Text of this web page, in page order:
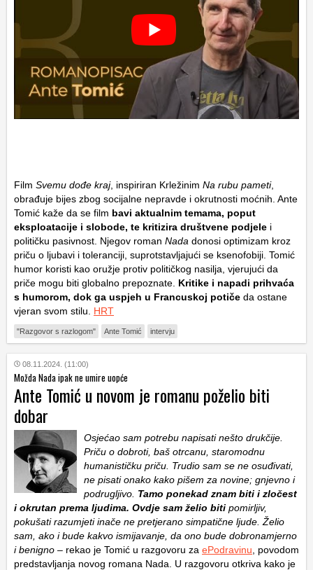
Film Svemu dođe kraj, inspiriran Krležinim Na rubu pameti,
obrađuje bijes zbog socijalne nepravde i okrutnosti moćnih. Ante
Tomić kaže da se film bavi aktualnim temama, poput
eksploatacije i slobode, te kritizira društvene podjele i
političku pasivnost. Njegov roman Nada donosi optimizam kroz
priču o ljubavi i toleranciji, suprotstavljajući se ksenofobiji. Tomić
humor koristi kao oružje protiv političkog nasilja, vjerujući da
priče mogu biti globalno prepoznate. Kritike i napadi prihvaća
s humorom, dok ga uspjeh u Francuskoj potiče da ostane
vjeran svom stilu. HRT
"Razgovor s razlogom" Ante Tomić intervju
08.11.2024. (11:00)
Možda Nada ipak ne umire uopće
Ante Tomić u novom je romanu poželio biti
dobar
Osjećao sam potrebu napisati nešto drukčije.
Priču o dobroti, baš otrcanu, staromodnu
humanističku priču. Trudio sam se ne osuđivati,
ne pisati onako kako pišem za novine; gnjevno i
podrugljivo. Tamo ponekad znam biti i zločest
i okrutan prema ljudima. Ovdje sam želio biti pomirljiv,
pokušati razumjeti inače ne pretjerano simpatične ljude. Želio
sam, ako i bude kakvo ismijavanje, da ono bude dobronamjerno
i benigno – rekao je Tomić u razgovoru za ePodravinu , povodom
predstavljanja novog romana Nada. U razgovoru otkriva kako je